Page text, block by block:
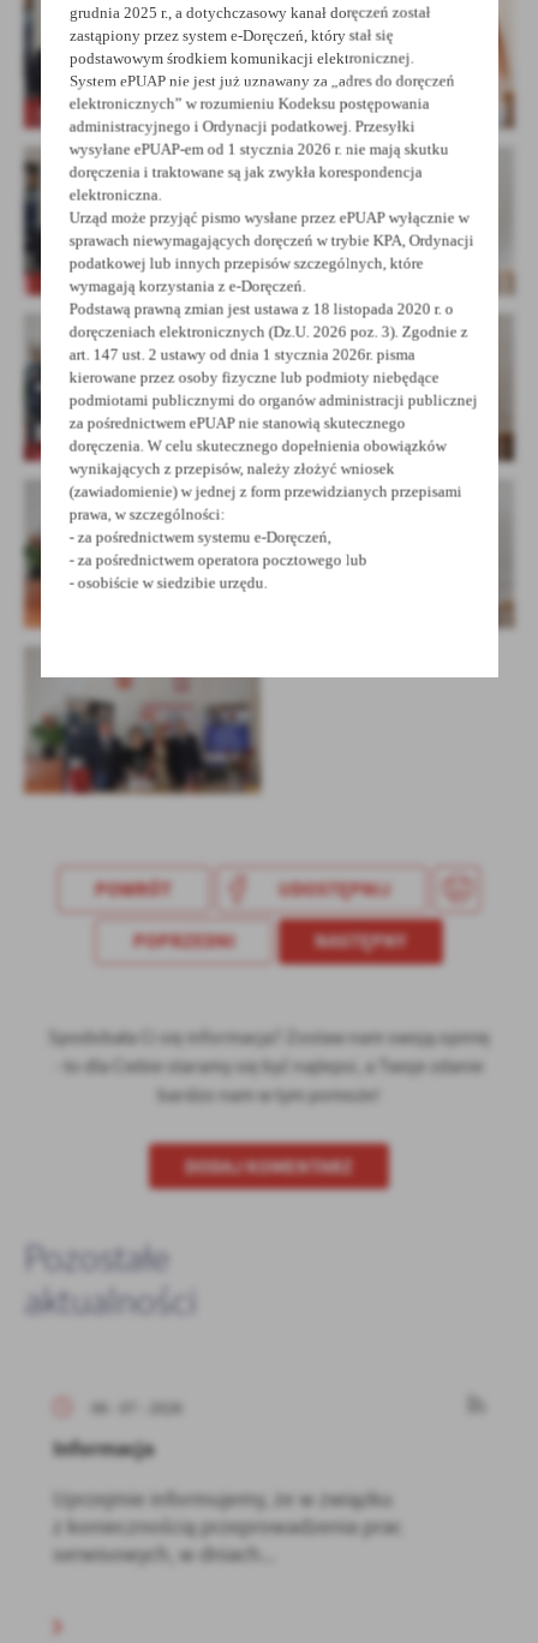
POWRÓT UDOSTĘPNIJ
POPRZEDNI NASTĘPNY
Spodobała Ci się informacja? Zostaw nam swoją opinię
- to dla Ciebie staramy się być najlepsi, a Twoje zdanie
bardzo nam w tym pomoże!
DODAJ KOMENTARZ
Pozostałe
aktualności
06 - 07 - 2026
Informacja
Uprzejmie informujemy, że w związku
z koniecznością przeprowadzenia prac
serwisowych, w dniach...
grudnia 2025 r., a dotychczasowy kanał doręczeń został
zastąpiony przez system e-Doręczeń, który stał się
podstawowym środkiem komunikacji elektronicznej.
System ePUAP nie jest już uznawany za „adres do doręczeń
elektronicznych” w rozumieniu Kodeksu postępowania
administracyjnego i Ordynacji podatkowej. Przesyłki
wysyłane ePUAP-em od 1 stycznia 2026 r. nie mają skutku
doręczenia i traktowane są jak zwykła korespondencja
elektroniczna.
Urząd może przyjąć pismo wysłane przez ePUAP wyłącznie w
sprawach niewymagających doręczeń w trybie KPA, Ordynacji
podatkowej lub innych przepisów szczególnych, które
wymagają korzystania z e-Doręczeń.
Podstawą prawną zmian jest ustawa z 18 listopada 2020 r. o
doręczeniach elektronicznych (Dz.U. 2026 poz. 3). Zgodnie z
art. 147 ust. 2 ustawy od dnia 1 stycznia 2026r. pisma
kierowane przez osoby fizyczne lub podmioty niebędące
podmiotami publicznymi do organów administracji publicznej
za pośrednictwem ePUAP nie stanowią skutecznego
doręczenia. W celu skutecznego dopełnienia obowiązków
wynikających z przepisów, należy złożyć wniosek
(zawiadomienie) w jednej z form przewidzianych przepisami
prawa, w szczególności:
- za pośrednictwem systemu e-Doręczeń,
- za pośrednictwem operatora pocztowego lub
- osobiście w siedzibie urzędu.